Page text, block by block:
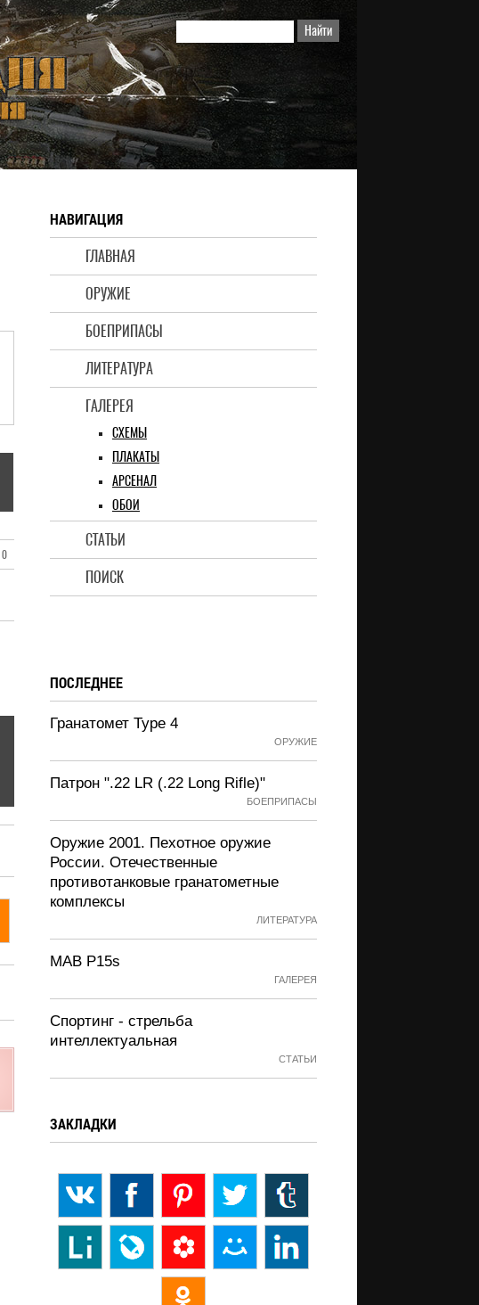
НАВИГАЦИЯ
ГЛАВНАЯ
ОРУЖИЕ
БОЕПРИПАСЫ
ЛИТЕРАТУРА
ГАЛЕРЕЯ
СХЕМЫ
ПЛАКАТЫ
АРСЕНАЛ
ОБОИ
СТАТЬИ
ПОИСК
0
ПОСЛЕДНЕЕ
Гранатомет Type 4
ОРУЖИЕ
Патрон ".22 LR (.22 Long Rifle)"
БОЕПРИПАСЫ
Оружие 2001. Пехотное оружие
России. Отечественные
противотанковые гранатометные
комплексы
ЛИТЕРАТУРА
MAB P15s
ГАЛЕРЕЯ
Спортинг - стрельба
интеллектуальная
СТАТЬИ
ЗАКЛАДКИ